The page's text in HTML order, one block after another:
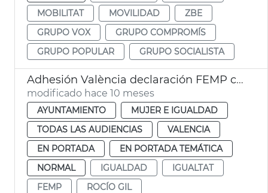
MOBILITAT
MOVILIDAD
ZBE
GRUPO VOX
GRUPO COMPROMÍS
GRUPO POPULAR
GRUPO SOCIALISTA
Adhesión València declaración FEMP contra explotación sexual
modificado hace 10 meses
AYUNTAMIENTO
MUJER E IGUALDAD
TODAS LAS AUDIENCIAS
VALENCIA
EN PORTADA
EN PORTADA TEMÁTICA
NORMAL
IGUALDAD
IGUALTAT
FEMP
ROCÍO GIL